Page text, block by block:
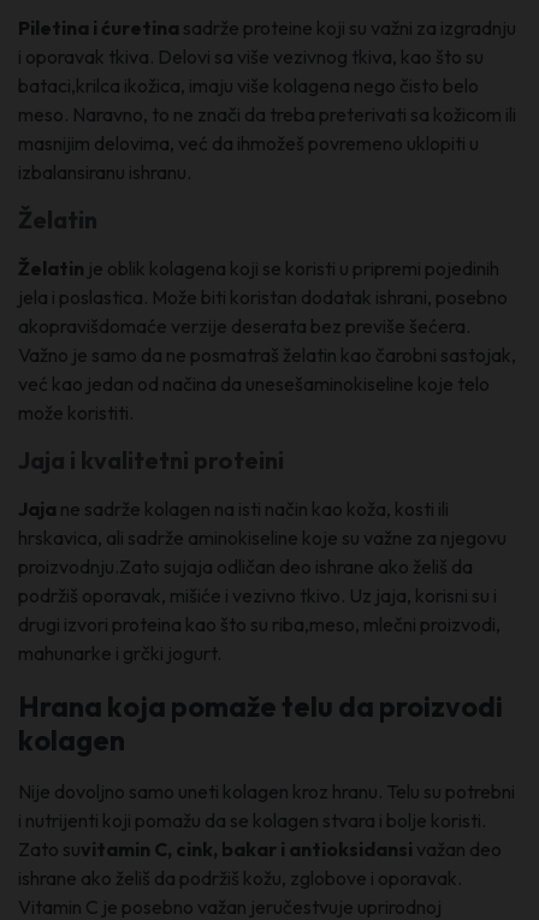
Piletina i ćuretina sadrže proteine koji su važni za izgradnju
i oporavak tkiva. Delovi sa više vezivnog tkiva, kao što su
bataci,krilca ikožica, imaju više kolagena nego čisto belo
meso. Naravno, to ne znači da treba preterivati sa kožicom ili
masnijim delovima, već da ihmožeš povremeno uklopiti u
izbalansiranu ishranu.
Želatin
Želatin je oblik kolagena koji se koristi u pripremi pojedinih
jela i poslastica. Može biti koristan dodatak ishrani, posebno
akopravišdomaće verzije deserata bez previše šećera.
Važno je samo da ne posmatraš želatin kao čarobni sastojak,
već kao jedan od načina da unesešaminokiseline koje telo
može koristiti.
Jaja i kvalitetni proteini
Jaja ne sadrže kolagen na isti način kao koža, kosti ili
hrskavica, ali sadrže aminokiseline koje su važne za njegovu
proizvodnju.Zato sujaja odličan deo ishrane ako želiš da
podržiš oporavak, mišiće i vezivno tkivo. Uz jaja, korisni su i
drugi izvori proteina kao što su riba,meso, mlečni proizvodi,
mahunarke i grčki jogurt.
Hrana koja pomaže telu da proizvodi
kolagen
Nije dovoljno samo uneti kolagen kroz hranu. Telu su potrebni
i nutrijenti koji pomažu da se kolagen stvara i bolje koristi.
Zato suvitamin C, cink, bakar i antioksidansi važan deo
ishrane ako želiš da podržiš kožu, zglobove i oporavak.
Vitamin C je posebno važan jeručestvuje uprirodnoj